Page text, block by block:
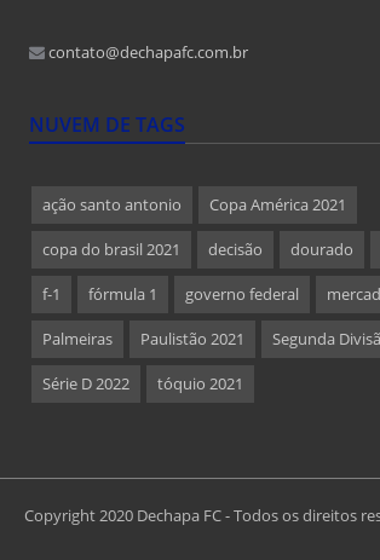
contato@dechapafc.com.br
NUVEM DE TAGS
ação santo antonio Copa América 2021
copa do brasil 2021 decisão dourado
f-1 fórmula 1 governo federal
Palmeiras Paulistão 2021 Segunda
Série D 2022 tóquio 2021
Copyright 2020 Dechapa FC - Todos os direitos